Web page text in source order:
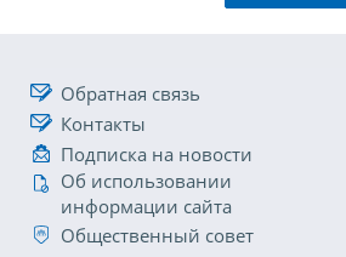
Обратная связь
Контакты
Подписка на новости
Об использовании
информации сайта
Общественный совет